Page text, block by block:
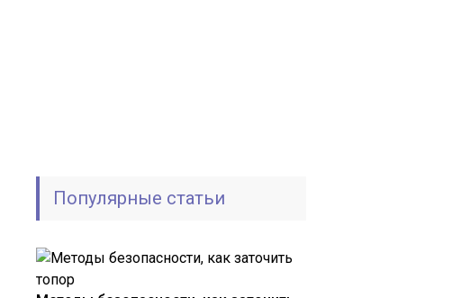
Популярные статьи